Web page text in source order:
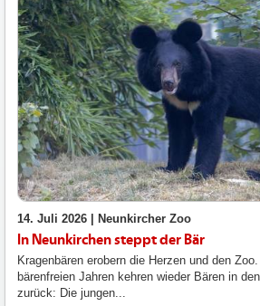
14. Juli 2026 | Neunkircher Zoo
In Neunkirchen steppt der Bär
Kragenbären erobern die Herzen und den
bärenfreien Jahren kehren wieder Bären in
zurück: Die jungen...